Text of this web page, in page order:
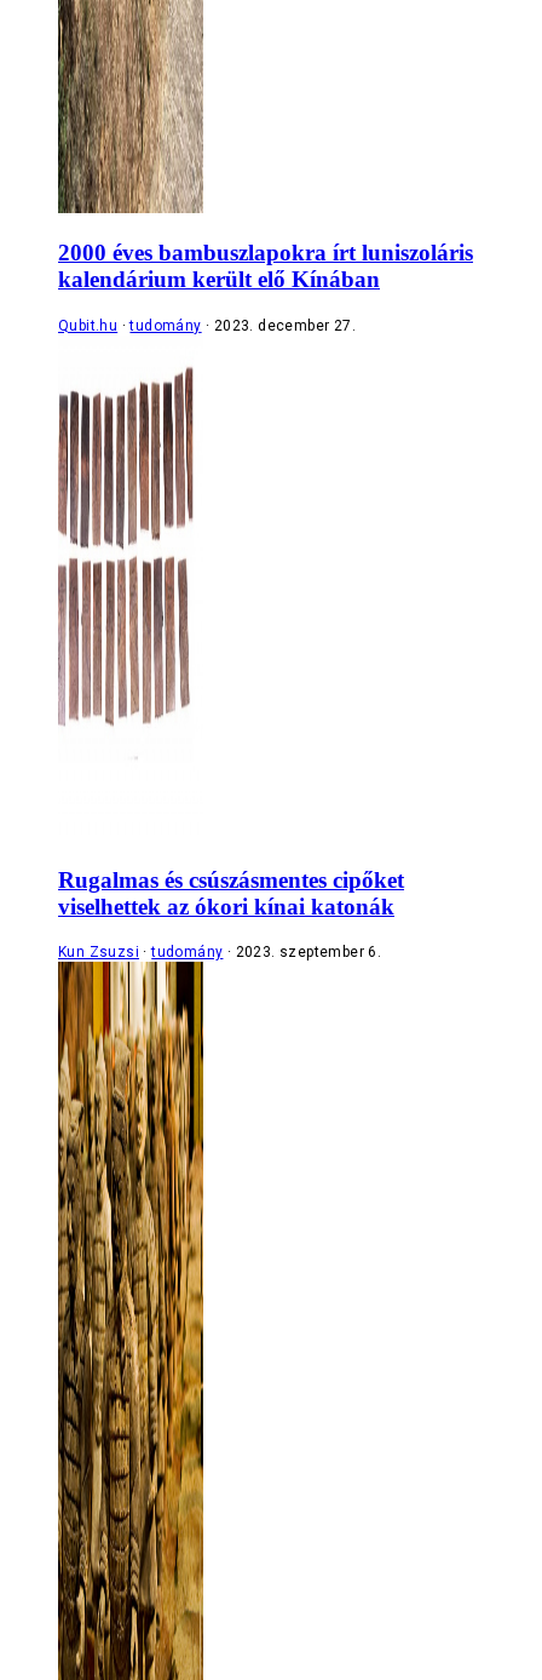
2000 éves bambuszlapokra írt luniszoláris
kalendárium került elő Kínában
Qubit.hu tudomány 2023. december 27.
Rugalmas és csúszásmentes cipőket
viselhettek az ókori kínai katonák
Kun Zsuzsi tudomány 2023. szeptember 6.